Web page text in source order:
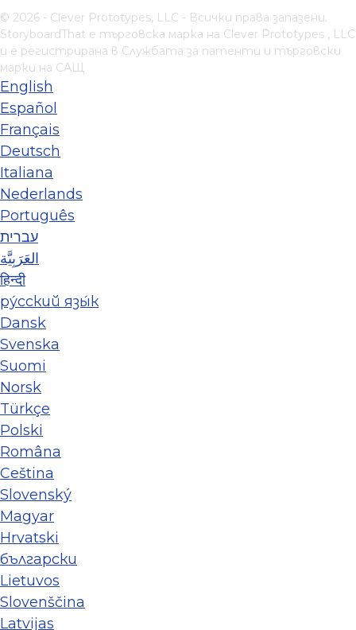
© 2026 - Clever Prototypes, LLC - Всички права запазени.
StoryboardThat е търговска марка на Clever Prototypes , LLC
и е регистрирана в Службата за патенти и търговски
марки на САЩ
English
Español
Français
Deutsch
Italiana
Nederlands
Português
עברית
العَرَبِيَّة
हिन्दी
ру́сский язы́к
Dansk
Svenska
Suomi
Norsk
Türkçe
Polski
Româna
Ceština
Slovenský
Magyar
Hrvatski
български
Lietuvos
Slovenščina
Latvijas